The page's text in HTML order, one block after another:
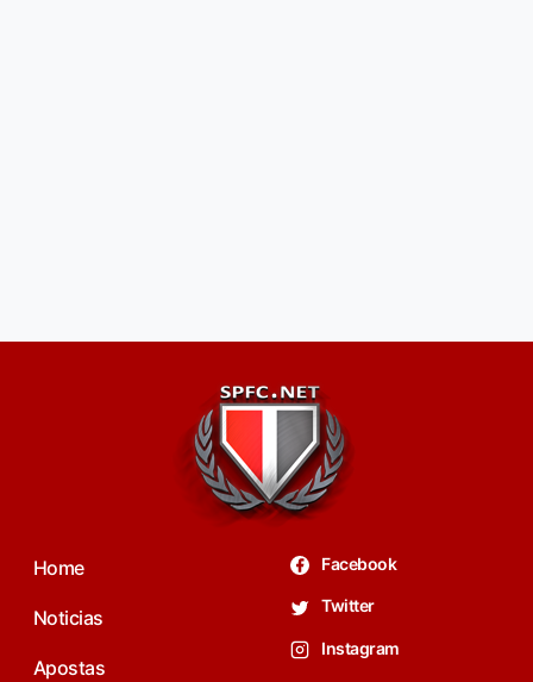
Home
Noticias
Apostas
Facebook
Twitter
Instagram